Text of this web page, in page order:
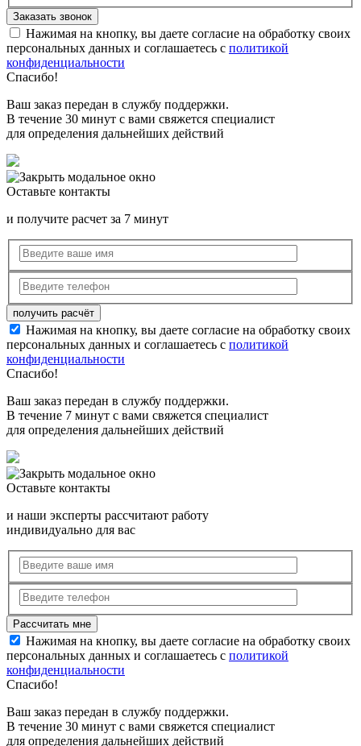
Нажимая на кнопку, вы даете согласие на обработку своих
персональных данных и соглашаетесь с политикой
конфиденциальности
Спасибо!
Ваш заказ передан в службу поддержки.
В течение 30 минут с вами свяжется специалист
для определения дальнейших действий
Оставьте контакты
и получите расчет за 7 минут
Нажимая на кнопку, вы даете согласие на обработку своих
персональных данных и соглашаетесь с политикой
конфиденциальности
Спасибо!
Ваш заказ передан в службу поддержки.
В течение 7 минут с вами свяжется специалист
для определения дальнейших действий
Оставьте контакты
и наши эксперты рассчитают работу
индивидуально для вас
Нажимая на кнопку, вы даете согласие на обработку своих
персональных данных и соглашаетесь с политикой
конфиденциальности
Спасибо!
Ваш заказ передан в службу поддержки.
В течение 30 минут с вами свяжется специалист
для определения дальнейших действий